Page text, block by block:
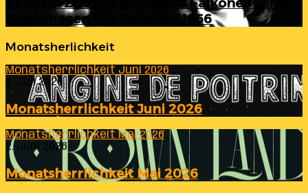
ELLA FITZGERALD – Live At Falkoner Centre
Copenhagen 6th February 1966
Monatsherlichkeit
Monatsherrlichkeit Juni 2026
1. Juli 2026
Monatsherrlichkeit Juni 2026
Monatsherrlichkeit Mai 2026
2. Juni 2026
Monatsherrlichkeit Mai 2026